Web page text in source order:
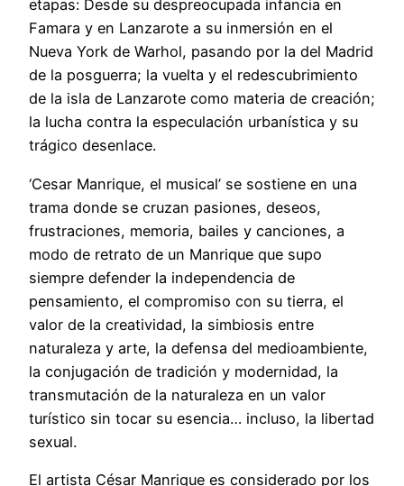
etapas: Desde su despreocupada infancia en
Famara y en Lanzarote a su inmersión en el
Nueva York de Warhol, pasando por la del Madrid
de la posguerra; la vuelta y el redescubrimiento
de la isla de Lanzarote como materia de creación;
la lucha contra la especulación urbanística y su
trágico desenlace.
‘Cesar Manrique, el musical’ se sostiene en una
trama donde se cruzan pasiones, deseos,
frustraciones, memoria, bailes y canciones, a
modo de retrato de un Manrique que supo
siempre defender la independencia de
pensamiento, el compromiso con su tierra, el
valor de la creatividad, la simbiosis entre
naturaleza y arte, la defensa del medioambiente,
la conjugación de tradición y modernidad, la
transmutación de la naturaleza en un valor
turístico sin tocar su esencia… incluso, la libertad
sexual.
El artista César Manrique es considerado por los